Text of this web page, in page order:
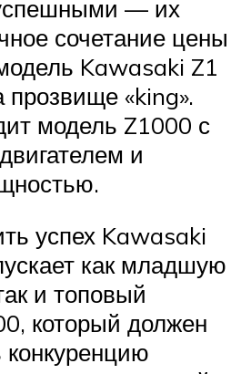
— их
сочетание цены
Kawasaki Z1
«king».
модель Z1000 с
и
успех Kawasaki
как младшую
и топовый
который должен